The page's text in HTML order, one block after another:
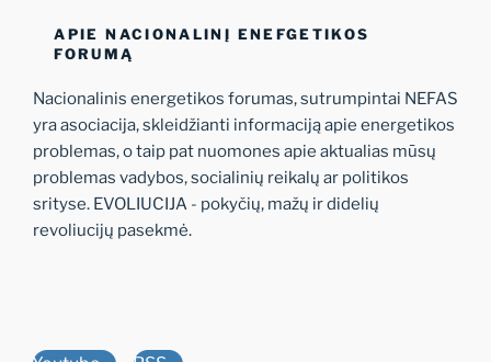
APIE NACIONALINĮ ENEFGETIKOS
FORUMĄ
Nacionalinis energetikos forumas, sutrumpintai NEFAS
yra asociacija, skleidžianti informaciją apie energetikos
problemas, o taip pat nuomones apie aktualias mūsų
problemas vadybos, socialinių reikalų ar politikos
srityse. EVOLIUCIJA - pokyčių, mažų ir didelių
revoliucijų pasekmė.